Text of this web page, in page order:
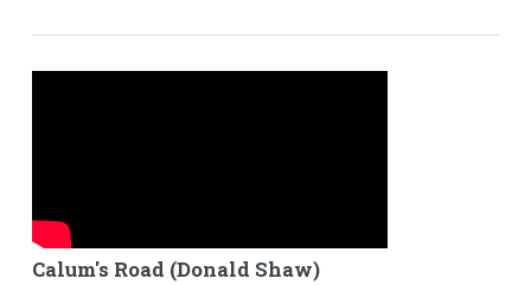
Calum's Road (Donald Shaw)